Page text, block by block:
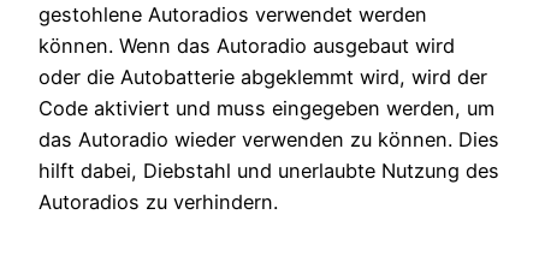
gestohlene Autoradios verwendet werden
können. Wenn das Autoradio ausgebaut wird
oder die Autobatterie abgeklemmt wird, wird der
Code aktiviert und muss eingegeben werden, um
das Autoradio wieder verwenden zu können. Dies
hilft dabei, Diebstahl und unerlaubte Nutzung des
Autoradios zu verhindern.